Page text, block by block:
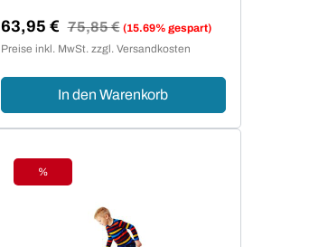
Verkaufspreis:
63,95 € Regulärer Preis:
75,85 € (15.69% gespart)
Preise inkl. MwSt. zzgl. Versandkosten
In den Warenkorb
Rabatt
%